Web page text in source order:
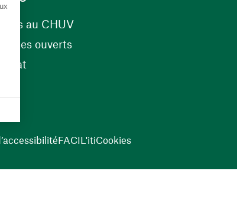
au CHUV(ouvre une nouvelle fenêtre)
ouverts(ouvre une nouvelle fenêtre)
FACIL'itiCookies